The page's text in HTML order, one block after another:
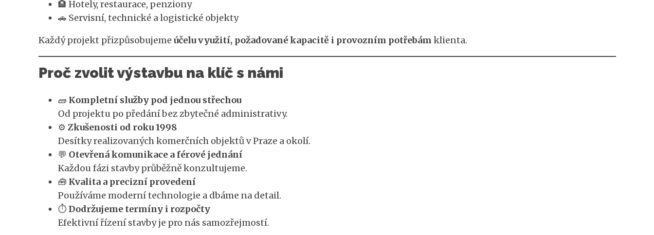
🏨 Hotely, restaurace, penziony
🚗 Servisní, technické a logistické objekty
Každý projekt přizpůsobujeme účelu využití, požadované kapacitě i provozním potřebám klienta.
Proč zvolit výstavbu na klíč s námi
🧱 Kompletní služby pod jednou střechou
Od projektu po předání bez zbytečné administrativy.
⚙️ Zkušenosti od roku 1998
Desítky realizovaných komerčních objektů v Praze a okolí.
💬 Otevřená komunikace a férové jednání
Každou fázi stavby průběžně konzultujeme.
🧰 Kvalita a precizní provedení
Používáme moderní technologie a dbáme na detail.
⏱️Dodržujeme termíny i rozpočty
Efektivní řízení stavby je pro nás samozřejmostí.